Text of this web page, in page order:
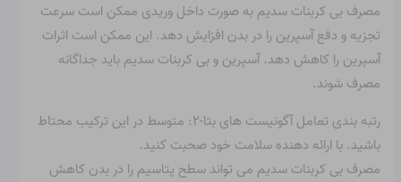
مصرف بی کربنات سدیم به صورت داخل وریدی ممکن است سرعت
تجزیه و دفع آسپرین را در بدن افزایش دهد. این ممکن است اثرات
آسپرین را کاهش دهد. آسپرین و بی کربنات سدیم باید جداگانه
مصرف شوند.
رتبه بندی تعامل آگونیست های بتا-۲: متوسط ​​در این ترکیب محتاط
باشید. با ارائه دهنده سلامت خود صحبت کنید.
مصرف بی کربنات سدیم می تواند سطح پتاسیم را در بدن کاهش